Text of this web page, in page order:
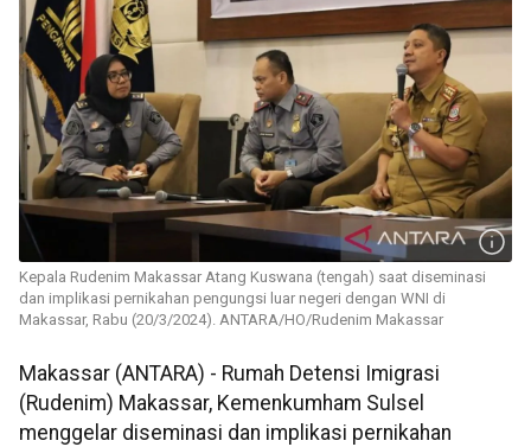
Kepala Rudenim Makassar Atang Kuswana (tengah) saat diseminasi
dan implikasi pernikahan pengungsi luar negeri dengan WNI di
Makassar, Rabu (20/3/2024). ANTARA/HO/Rudenim Makassar
Makassar (ANTARA) - Rumah Detensi Imigrasi
(Rudenim) Makassar, Kemenkumham Sulsel
menggelar diseminasi dan implikasi pernikahan